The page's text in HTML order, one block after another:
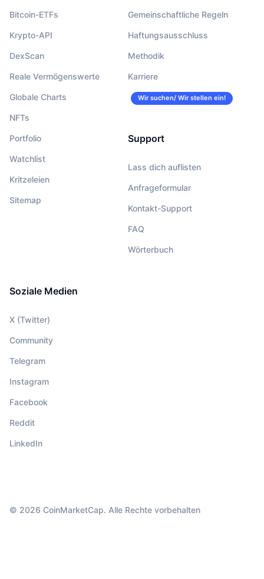
Bitcoin-ETFs
Krypto-API
DexScan
Reale Vermögenswerte
Globale Charts
NFTs
Portfolio
Watchlist
Kritzeleien
Sitemap
Gemeinschaftliche Regeln
Haftungsausschluss
Methodik
Karriere
Wir suchen/ Wir stellen ein!
Support
Lass dich auflisten
Anfrageformular
Kontakt-Support
FAQ
Wörterbuch
Soziale Medien
X (Twitter)
Community
Telegram
Instagram
Facebook
Reddit
LinkedIn
© 2026 CoinMarketCap. Alle Rechte vorbehalten